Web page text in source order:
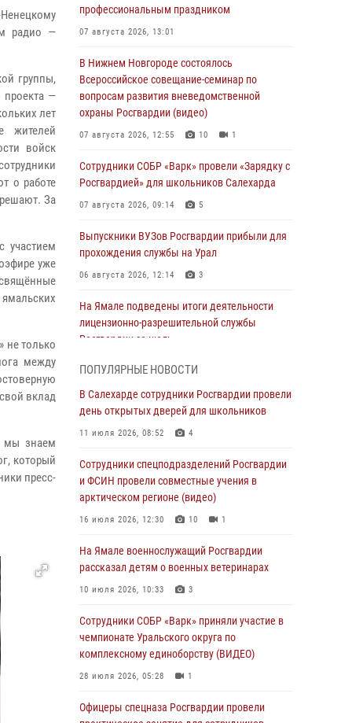
радио —
группы,
проекта —
лет
жителей
войск
о работе
За
участием
уже
не только
между
вклад
мы знаем
который
пресс-
профессиональным праздником
07 августа 2026, 13:01
В Нижнем Новгороде состоялось
Всероссийское совещание-семинар по
вопросам развития вневедомственной
охраны Росгвардии (видео)
07 августа 2026, 12:55 10 1
Сотрудники СОБР «Варк» провели «Зарядку с
Росгвардией» для школьников Салехарда
07 августа 2026, 09:14 5
Выпускники ВУЗов Росгвардии прибыли для
прохождения службы на Урал
06 августа 2026, 12:14 3
На Ямале подведены итоги деятельности
лицензионно-разрешительной службы
Росгвардии за июль
Росгвардия обеспечила общественный
порядок в период празднования Дня ВДВ на
Генерал-полковник Юрий Аверин выступил на
Всероссийском молодёжном
образовательном форуме «Территория
03 августа 2026, 06:54 2
Директор Росгвардии Герой России генерал
специалистов подразделений тыла с
профессиональным праздником
01 августа 2026, 11:28
мастерство на Ямале
ПОПУЛЯРНЫЕ НОВОСТИ
В Салехарде сотрудники Росгвардии провели
день открытых дверей для школьников
11 июля 2026, 08:52 4
Сотрудники спецподразделений Росгвардии
и ФСИН провели совместные учения в
арктическом регионе (видео)
16 июля 2026, 12:30 10 1
На Ямале военнослужащий Росгвардии
рассказал детям о военных ветеринарах
10 июля 2026, 10:33 3
Сотрудники СОБР «Варк» приняли участие в
чемпионате Уральского округа по
комплексному единоборству (ВИДЕО)
28 июля 2026, 05:28 1
Офицеры спецназа Росгвардии провели